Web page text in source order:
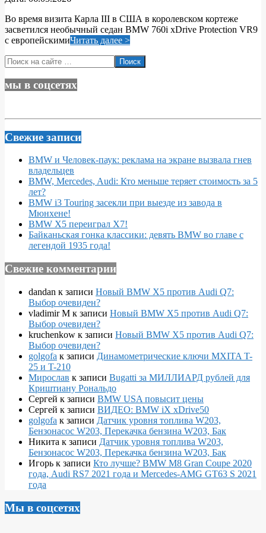
06
Во время визита Карла III в США в королевском кортежe
засветился необычный седан BMW 760i xDrive Protection VR9
с европейскимиЧитать далее >
Поиск
мы в соцсетях
Свежие записи
BMW и Человек-паук: реклама на экране вызвала гнев
владельцев
BMW, Mercedes, Audi: Кто меньше теряет стоимость за 5
лет?
BMW i3 Touring засекли при выезде из завода в
Мюнхене!
BMW X5 переиграл X7!
Байканьская гонка классики: девять BMW во главе с
легендой 1935 года!
Свежие комментарии
dandan к записи Новый BMW X5 против Audi Q7:
Выбор очевиден?
vladimir M к записи Новый BMW X5 против Audi Q7:
Выбор очевиден?
kruchenkow к записи Новый BMW X5 против Audi Q7:
Выбор очевиден?
golgofa к записи Динамометрические ключи MXITA T-
25 и T-210
Мирослав к записи Bugatti за МИЛЛИАРД рублей для
Криштиану Рональдо
Сергей к записи BMW USA повысит цены
Сергей к записи ВИДЕО: BMW iX xDrive50
golgofa к записи Датчик уровня топлива W203,
Бензонасос W203, Перекачка бензина W203, Бак
Никита к записи Датчик уровня топлива W203,
Бензонасос W203, Перекачка бензина W203, Бак
Игорь к записи Кто лучше? BMW M8 Gran Coupe 2020
года, Audi RS7 2021 года и Mercedes-AMG GT63 S 2021
года
Мы в соцсетях